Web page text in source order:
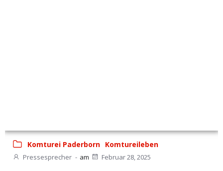
Komturei Paderborn Komtureileben
Pressesprecher - am Februar 28, 2025